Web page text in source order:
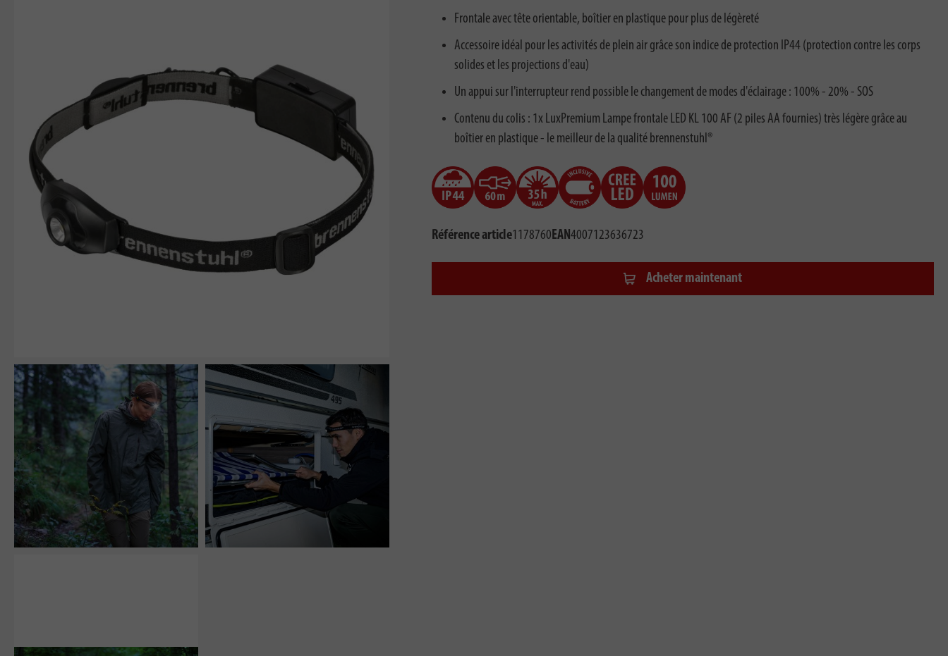
Frontale avec tête orientable, boîtier en plastique pour plus de légèreté
Accessoire idéal pour les activités de plein air grâce son indice de protection IP44 (protection contre les corps
solides et les projections d'eau)
Un appui sur l'interrupteur rend possible le changement de modes d'éclairage : 100% - 20% - SOS
Contenu du colis : 1x LuxPremium Lampe frontale LED KL 100 AF (2 piles AA fournies) très légère grâce au
boîtier en plastique - le meilleur de la qualité brennenstuhl®
Référence article1178760EAN4007123636723
Acheter maintenant